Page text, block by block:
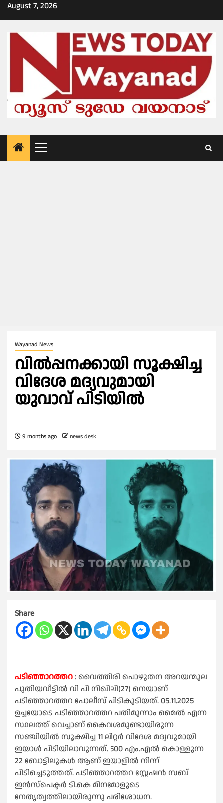
Skip
to
August 7, 2026
Primary
Menu
Wayanad News
വിൽപ്പനക്കായി സൂക്ഷിച്ച
വിദേശ മദ്യവുമായി
യുവാവ് പിടിയിൽ
9 months ago news desk
Share
പടിഞ്ഞാറത്തറ: വൈത്തിരി പൊഴുതന അറയന്മൂല
പുതിയവീട്ടിൽ വി പി നിഖിലി(27) നെയാണ്
പടിഞ്ഞാറത്തറ പോലീസ് പിടികൂടിയത്. 05.11.2025
ഉച്ചയോടെ പടിഞ്ഞാറത്തറ പതിമൂന്നാം മൈൽ എന്ന
സ്ഥലത്ത് വെച്ചാണ് കൈവശമുണ്ടായിരുന്ന
സഞ്ചിയിൽ സൂക്ഷിച്ച 11 ലിറ്റർ വിദേശ മദ്യവുമായി
ഇയാൾ പിടിയിലാവുന്നത്. 500 എം.എൽ കൊള്ളുന്ന
22 ബോട്ടിലുകൾ ആണ് ഇയാളിൽ നിന്ന്
പിടിച്ചെടുത്തത്. പടിഞ്ഞാറത്തറ സ്റ്റേഷൻ സബ്
ഇൻസ്‌പെക്ടർ ടി.കെ മിനമോളുടെ
നേതൃത്വത്തിലായിരുന്നു പരിശോധന.